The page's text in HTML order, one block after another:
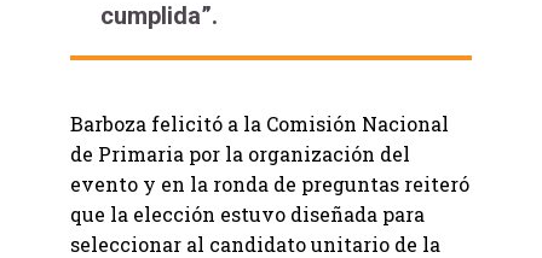
cumplida”.
Barboza felicitó a la Comisión Nacional
de Primaria por la organización del
evento y en la ronda de preguntas reiteró
que la elección estuvo diseñada para
seleccionar al candidato unitario de la